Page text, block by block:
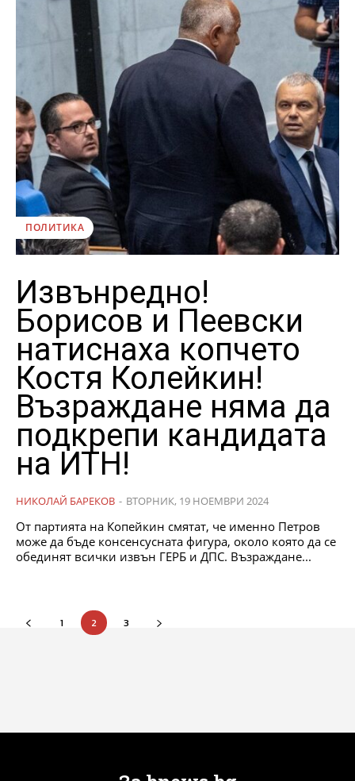
ПОЛИТИКА
Извънредно!
Борисов и Пеевски
натиснаха копчето
Костя Колейкин!
Възраждане няма да
подкрепи кандидата
на ИТН!
НИКОЛАЙ БАРЕКОВ - ВТОРНИК, 19 НОЕМВРИ 2024
От партията на Копейкин смятат, че именно Петров
може да бъде консенсусната фигура, около която да се
обединят всички извън ГЕРБ и ДПС. Възраждане...
1 2 3